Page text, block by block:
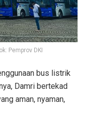
Pemprov DKI
bus listrik
Damri bertekad
aman, nyaman,